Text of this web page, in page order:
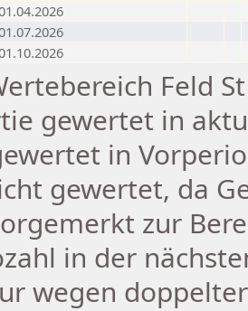
Feld
gewertet in
in
gewertet, da
zur
in der
wegen